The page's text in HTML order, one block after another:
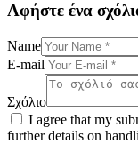
Αφήστε ένα
Name
E-mail
Σχόλιο
I agree that my
further details on